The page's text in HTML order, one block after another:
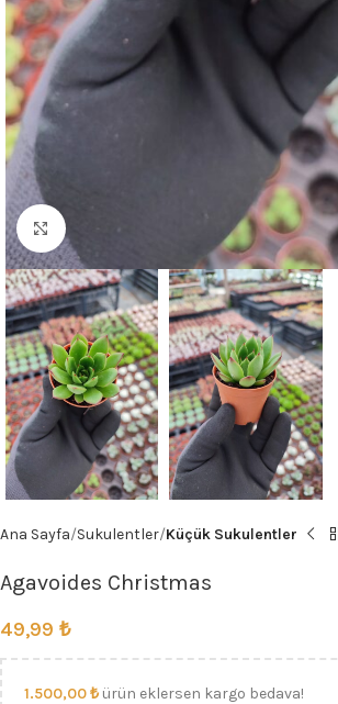
Click to enlarge
Ana Sayfa Sukulentler Küçük Sukulentler
Agavoides Christmas
49,99 ₺
1.500,00₺ ürün eklersen kargo bedava!